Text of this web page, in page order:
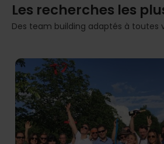
Les recherches les
Des team building adaptés à toutes